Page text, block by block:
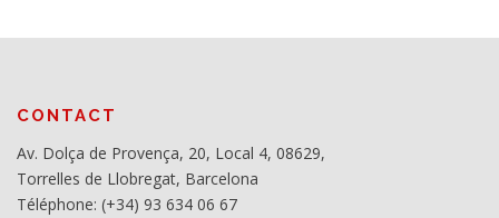
CONTACT
Av. Dolça de Provença, 20, Local 4, 08629,
Torrelles de Llobregat, Barcelona
Téléphone: (+34) 93 634 06 67